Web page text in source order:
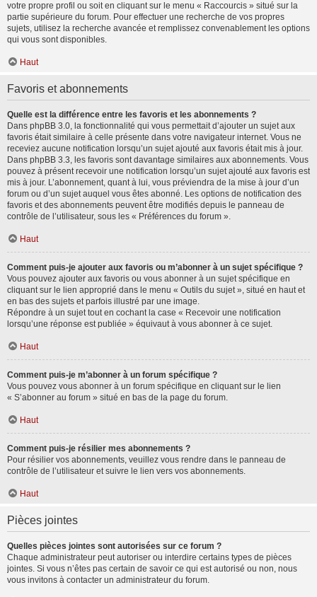
votre propre profil ou soit en cliquant sur le menu « Raccourcis » situé sur la
partie supérieure du forum. Pour effectuer une recherche de vos propres
sujets, utilisez la recherche avancée et remplissez convenablement les options
qui vous sont disponibles.
Haut
Favoris et abonnements
Quelle est la différence entre les favoris et les abonnements ?
Dans phpBB 3.0, la fonctionnalité qui vous permettait d’ajouter un sujet aux
favoris était similaire à celle présente dans votre navigateur internet. Vous ne
receviez aucune notification lorsqu’un sujet ajouté aux favoris était mis à jour.
Dans phpBB 3.3, les favoris sont davantage similaires aux abonnements. Vous
pouvez à présent recevoir une notification lorsqu’un sujet ajouté aux favoris est
mis à jour. L’abonnement, quant à lui, vous préviendra de la mise à jour d’un
forum ou d’un sujet auquel vous êtes abonné. Les options de notification des
favoris et des abonnements peuvent être modifiés depuis le panneau de
contrôle de l’utilisateur, sous les « Préférences du forum ».
Haut
Comment puis-je ajouter aux favoris ou m’abonner à un sujet spécifique ?
Vous pouvez ajouter aux favoris ou vous abonner à un sujet spécifique en
cliquant sur le lien approprié dans le menu « Outils du sujet », situé en haut et
en bas des sujets et parfois illustré par une image.
Répondre à un sujet tout en cochant la case « Recevoir une notification
lorsqu’une réponse est publiée » équivaut à vous abonner à ce sujet.
Haut
Comment puis-je m’abonner à un forum spécifique ?
Vous pouvez vous abonner à un forum spécifique en cliquant sur le lien
« S’abonner au forum » situé en bas de la page du forum.
Haut
Comment puis-je résilier mes abonnements ?
Pour résilier vos abonnements, veuillez vous rendre dans le panneau de
contrôle de l’utilisateur et suivre le lien vers vos abonnements.
Haut
Pièces jointes
Quelles pièces jointes sont autorisées sur ce forum ?
Chaque administrateur peut autoriser ou interdire certains types de pièces
jointes. Si vous n’êtes pas certain de savoir ce qui est autorisé ou non, nous
vous invitons à contacter un administrateur du forum.